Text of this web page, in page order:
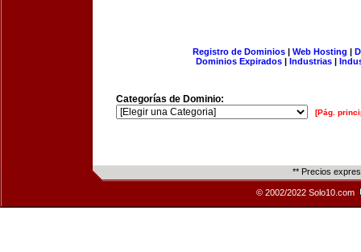
Registro de Dominios| Web Hosting |
Dominios Expirados | Industrias |
Categorías de Dominio:
[Pág.
** Precios
© 2002/2022 Solo10.com